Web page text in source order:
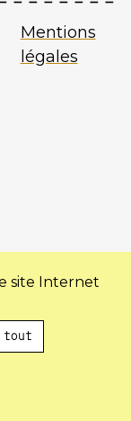
Mentions
légales
site Internet
tout